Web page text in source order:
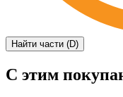
Найти части (D)
С этим